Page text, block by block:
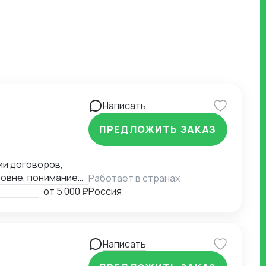
договоров,
понимание
от 5 000 ₽
Написать
ПРЕДЛОЖИТЬ ЗАКАЗ
Работает в странах
Россия
Написать